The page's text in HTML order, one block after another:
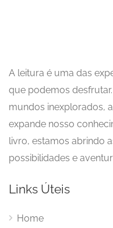
A leitura é uma das
que podemos
mundos inexplorados,
expande nosso
livro, estamos abrindo
possibilidades e
Links Úteis
Home